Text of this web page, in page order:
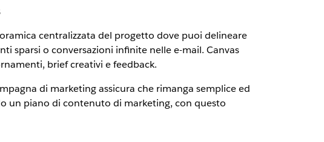
centralizzata del progetto dove puoi delineare
sparsi o conversazioni infinite nelle e-mail. Canvas
brief creativi e feedback.
di marketing assicura che rimanga semplice ed
un piano di contenuto di marketing, con questo